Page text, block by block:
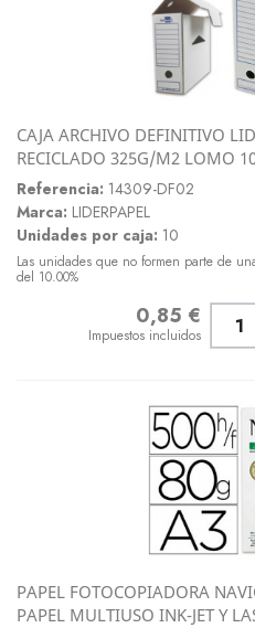
CAJA ARCHIVO DEFINITIVO
RECICLADO 325G/M2 LOMO
Referencia: 14309-DF02
Marca: LIDERPAPEL
Unidades por caja: 10
Las unidades que no formen parte de
del 10.00%
0,85 €
Impuestos incluidos
PAPEL FOTOCOPIADORA
PAPEL MULTIUSO INK-JET Y